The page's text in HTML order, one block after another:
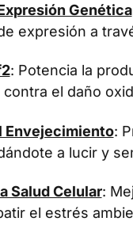
Genética
expresión a
: Potencia la
el daño
Envejecimiento:
a lucir y
Salud Celular:
el estrés